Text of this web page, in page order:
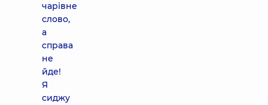
чарівне
слово,
а
справа
не
йде!
Я
сиджу